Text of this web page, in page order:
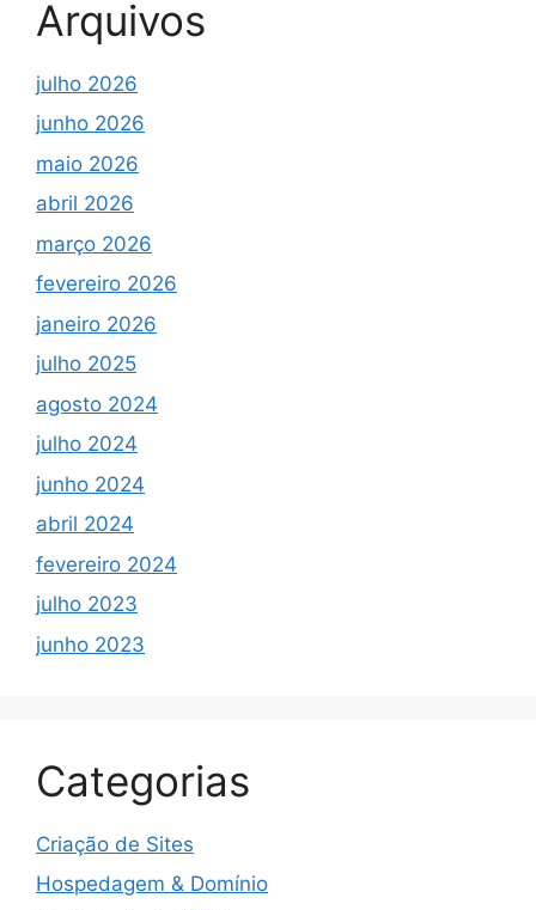
Arquivos
julho 2026
junho 2026
maio 2026
abril 2026
março 2026
fevereiro 2026
janeiro 2026
julho 2025
agosto 2024
julho 2024
junho 2024
abril 2024
fevereiro 2024
julho 2023
junho 2023
Categorias
Criação de Sites
Hospedagem & Domínio